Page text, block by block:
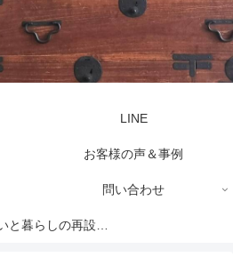
LINE
お客様の声＆事例
問い合わせ
と暮らしの再設計